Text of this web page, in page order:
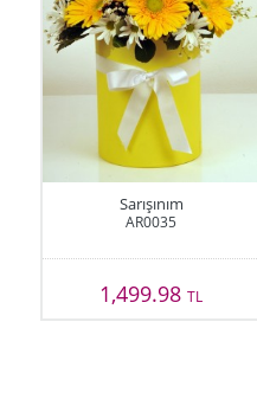
Sarışınım
AR0035
1,499.98TL